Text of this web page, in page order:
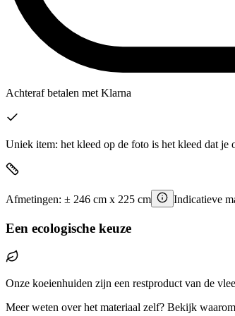
Achteraf betalen met Klarna
Uniek item: het kleed op de foto is het kleed dat je
Afmetingen: ± 246 cm x 225 cm Indicatieve
Een ecologische keuze
Onze koeienhuiden zijn een restproduct van de
Meer weten over het materiaal zelf? Bekijk